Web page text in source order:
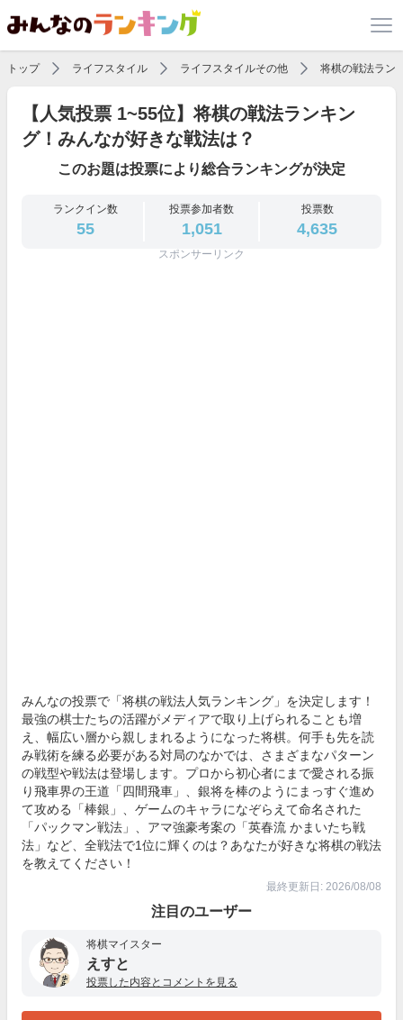
トップ ライフスタイル ライフスタイルその他 将棋の戦法ラン
【人気投票 1~55位】将棋の戦法ランキン
グ！みんなが好きな戦法は？
このお題は投票により総合ランキングが決定
ランクイン数
55
投票参加者数
1,051
投票数
4,635
スポンサーリンク
みんなの投票で「将棋の戦法人気ランキング」を決定します！
最強の棋士たちの活躍がメディアで取り上げられることも増
え、幅広い層から親しまれるようになった将棋。何手も先を読
み戦術を練る必要がある対局のなかでは、さまざまなパターン
の戦型や戦法は登場します。プロから初心者にまで愛される振
り飛車界の王道「四間飛車」、銀将を棒のようにまっすぐ進め
て攻める「棒銀」、ゲームのキャラになぞらえて命名された
「パックマン戦法」、アマ強豪考案の「英春流 かまいたち戦
法」など、全戦法で1位に輝くのは？あなたが好きな将棋の戦法
を教えてください！
最終更新日: 2026/08/08
注目のユーザー
将棋マイスター
えすと
投票した内容とコメントを見る